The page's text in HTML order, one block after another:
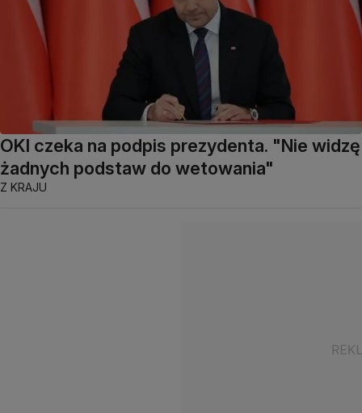
OKI czeka na podpis prezydenta. "Nie widzę
żadnych podstaw do wetowania"
Z KRAJU